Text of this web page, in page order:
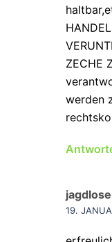
ZECHE
werden
19.